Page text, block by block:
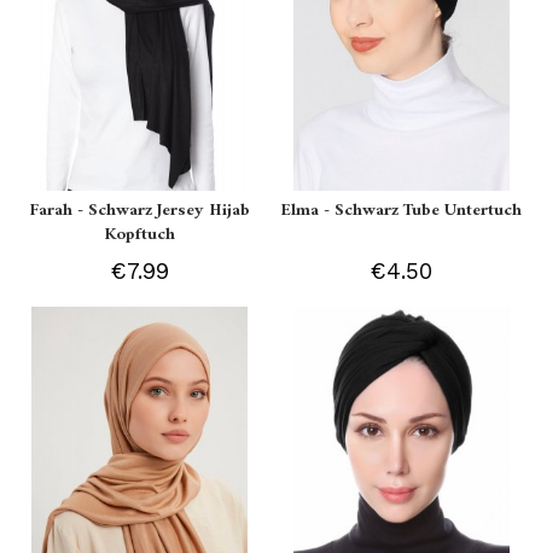
Farah - Schwarz Jersey Hijab
Kopftuch
€7.99
Elma - Schwarz Tube Untertuch
€4.50